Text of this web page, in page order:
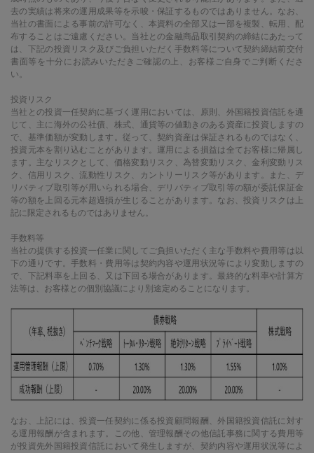
去の実績は将来の運用成果等を示唆・保証するものではありません。なお、
当社の書面による事前の許可なく、本資料の全部又は一部を複製、転用、配
布することはご遠慮ください。当社との金融商品取引契約の締結にあたって
は、下記の投資リスク及びご負担いただく手数料等について契約締結前交付
書面等を十分にお読みいただきご確認の上、お客様ご自身でご判断くださ
い。
投資リスク
当社との投資一任契約に基づく運用においては、原則、外国籍投資信託を通
じて、主に海外の公社債、株式、通貨等の値動きのある資産に投資しますの
で、基準価額が変動します。従って、契約資産は保証されるものではなく、
投資元本を割り込むことがあります。運用による損益は全てお客様に帰属し
ます。主なリスクとして、価格変動リスク、為替変動リスク、金利変動リス
ク、信用リスク、流動性リスク、カントリーリスク等があります。また、デ
リバティブ取引等が用いられる場合、デリバティブ取引等の額が委託保証金
等の額を上回る元本超過損が生じることがあります。なお、投資リスクは上
記に限定されるものではありません。
手数料等
当社の提供する投資一任業に関してご負担いただく主な手数料や費用等は以
下の通りです。手数料・費用等は契約内容や運用状況等により変動しますの
で、下記料率を上回る、又は下回る場合があります。最終的な料率や計算方
法等は、お客様との個別協議により別途定めることになります。
なお、上記には、投資一任契約に係る投資顧問報酬、外国籍投資信託に対す
る運用報酬が含まれます。この他、管理報酬その他信託事務に関する費用等
が投資先外国籍投資信託において発生しますが、契約内容や運用状況等によ